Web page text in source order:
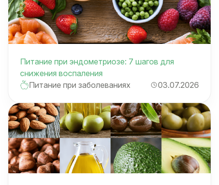
Питание при эндометриозе: 7 шагов для
снижения воспаления
Питание при заболеваниях
03.07.2026